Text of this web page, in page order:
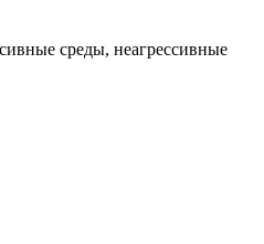
среды, неагрессивные